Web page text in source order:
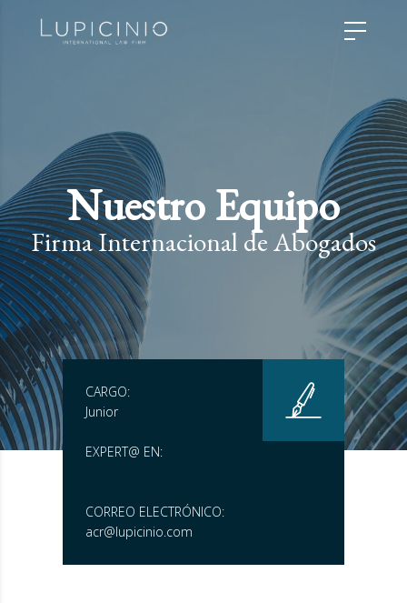
Nuestro Equipo
Firma Internacional de Abogados
CARGO:
Junior
EXPERT@ EN:
CORREO ELECTRÓNICO:
acr@lupicinio.com